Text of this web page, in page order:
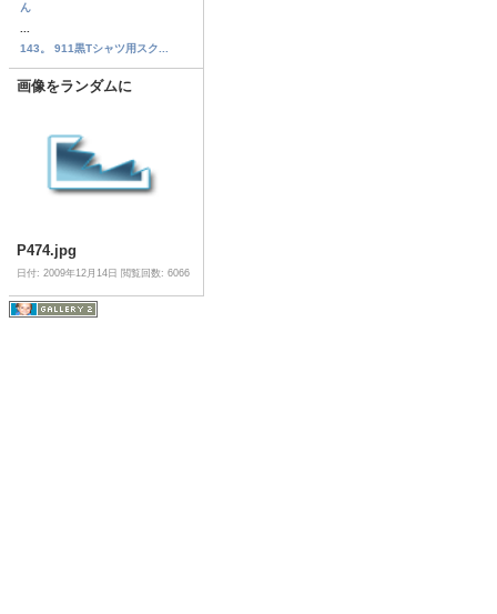
ん
143。 911黒Tシャツ用スク...
画像をランダムに
P474.jpg
日付: 2009年12月14日 閲覧回数: 6066